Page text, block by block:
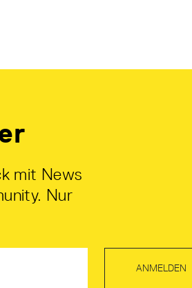
mit News
Nur
ANMELDEN